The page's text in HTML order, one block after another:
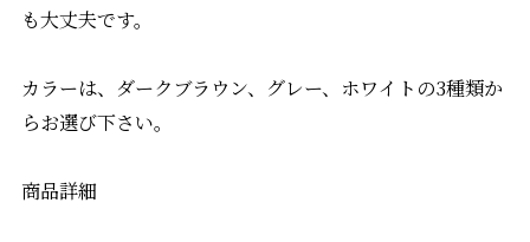
も大丈夫です。
カラーは、ダークブラウン、グレー、ホワイトの3種類か
らお選び下さい。
商品詳細